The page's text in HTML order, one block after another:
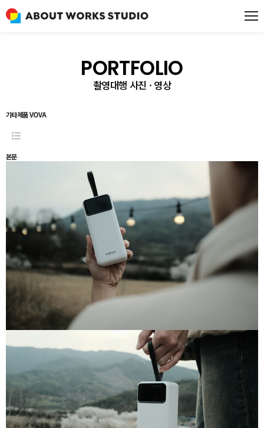
PORTFOLIO
촬영대행 사진 · 영상
기타제품VOVA
본문